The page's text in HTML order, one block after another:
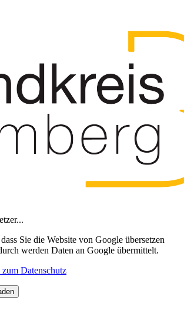
Sie die Website von Google übersetzen
werden Daten an Google übermittelt.
Datenschutz